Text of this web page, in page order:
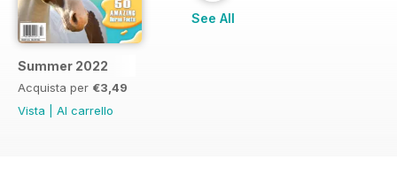
Summer 2022
Acquista per €3,49
Vista
Al carrello
See All